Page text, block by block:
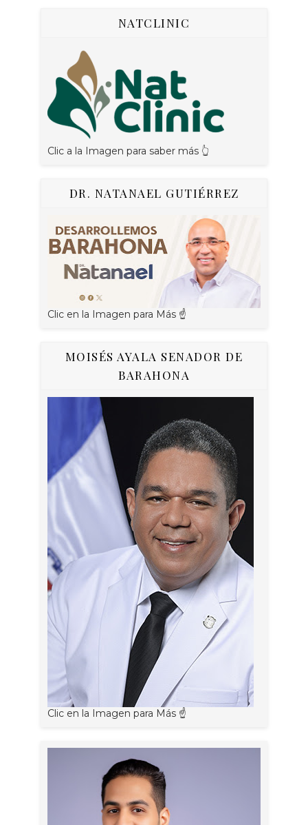
NATCLINIC
Clic a la Imagen para saber más 👆
DR. NATANAEL GUTIÉRREZ
Clic en la Imagen para Más ☝
MOISÉS AYALA SENADOR DE
BARAHONA
Clic en la Imagen para Más ☝